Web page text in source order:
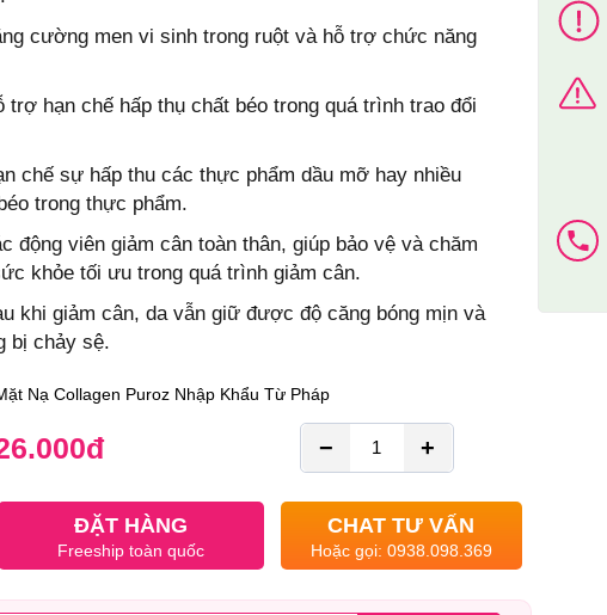
cường men vi sinh trong ruột và hỗ trợ chức năng
trợ hạn chế hấp thụ chất béo trong quá trình trao đổi
chế sự hấp thu các thực phẩm dầu mỡ hay nhiều
trong thực phẩm.
động viên giảm cân toàn thân, giúp bảo vệ và chăm
khỏe tối ưu trong quá trình giảm cân.
khi giảm cân, da vẫn giữ được độ căng bóng mịn và
bị chảy sệ.
Nạ Collagen Puroz Nhập Khẩu Từ Pháp
đ +
−
ĐẶT HÀNG
Freeship toàn quốc
CHAT TƯ VẤN
Hoặc gọi: 0938.098.369